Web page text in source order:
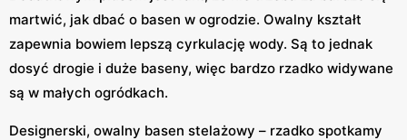
martwić, jak dbać o basen w ogrodzie. Owalny kształt
zapewnia bowiem lepszą cyrkulację wody. Są to jednak
dosyć drogie i duże baseny, więc bardzo rzadko widywane
są w małych ogródkach.
Designerski, owalny basen stelażowy – rzadko spotkamy